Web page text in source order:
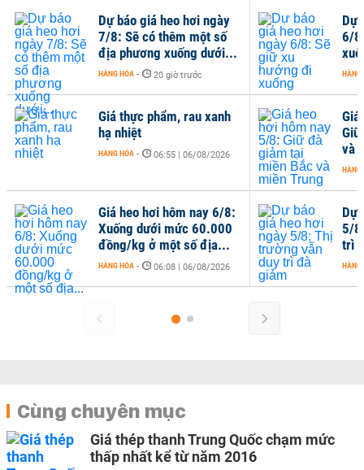
Dự báo giá heo hơi ngày
7/8: Sẽ có thêm một số
địa phương xuống dưới...
HÀNG HÓA - 20 giờ trước
Giá thực phẩm, rau xanh
hạ nhiệt
HÀNG HÓA - 06:55 | 06/08/2026
Giá heo hơi hôm nay 6/8:
Xuống dưới mức 60.000
đồng/kg ở một số địa...
HÀNG HÓA - 06:08 | 06/08/2026
Dự
6/
HÀNG
và
HÀNG
Dự
5/
trì
HÀNG
Cùng chuyên mục
Giá thép thanh Trung Quốc chạm mức
thấp nhất kể từ năm 2016